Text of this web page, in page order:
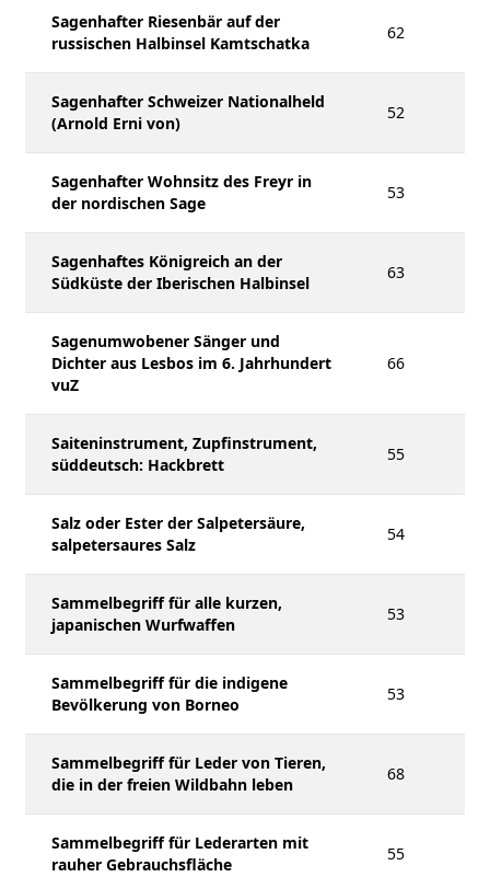
Sagenhafter Riesenbär auf der
russischen Halbinsel Kamtschatka
62
Sagenhafter Schweizer Nationalheld
(Arnold Erni von)
52
Sagenhafter Wohnsitz des Freyr in
der nordischen Sage
53
Sagenhaftes Königreich an der
Südküste der Iberischen Halbinsel
63
Sagenumwobener Sänger und
Dichter aus Lesbos im 6. Jahrhundert
vuZ
66
Saiteninstrument, Zupfinstrument,
süddeutsch: Hackbrett
55
Salz oder Ester der Salpetersäure,
salpetersaures Salz
54
Sammelbegriff für alle kurzen,
japanischen Wurfwaffen
53
Sammelbegriff für die indigene
Bevölkerung von Borneo
53
Sammelbegriff für Leder von Tieren,
die in der freien Wildbahn leben
68
Sammelbegriff für Lederarten mit
rauher Gebrauchsfläche
55